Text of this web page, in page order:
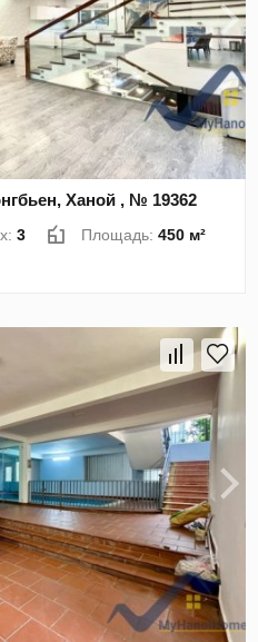
Ханой , № 19362
3 Площадь:450 м²